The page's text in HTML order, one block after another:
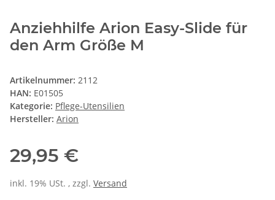
Anziehhilfe Arion Easy-Slide für
den Arm Größe M
Artikelnummer: 2112
HAN: E01505
Kategorie: Pflege-Utensilien
Hersteller: Arion
29,95 €
inkl. 19% USt. , zzgl. Versand